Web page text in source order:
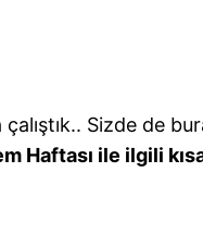
Sizde de
Haftası ile ilgili